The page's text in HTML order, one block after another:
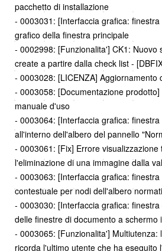
pacchetto di installazione
- 0003031: [Interfaccia grafica:
grafico della finestra principale
- 0002998: [Funzionalita'] CK1: Nuovo
create a partire dalla check list -
- 0003028: [LICENZA] Aggiornamento
- 0003058: [Documentazione
manuale d'uso
- 0003064: [Interfaccia grafica:
all'interno dell'albero del pannello
- 0003061: [Fix] Errore visualizzazione
l'eliminazione di una immagine dalla
- 0003063: [Interfaccia grafica:
contestuale per nodi dell'albero
- 0003030: [Interfaccia grafica:
delle finestre di documento a schermo
- 0003065: [Funzionalita'] Multiutenza:
ricorda l'ultimo utente che ha eseguito